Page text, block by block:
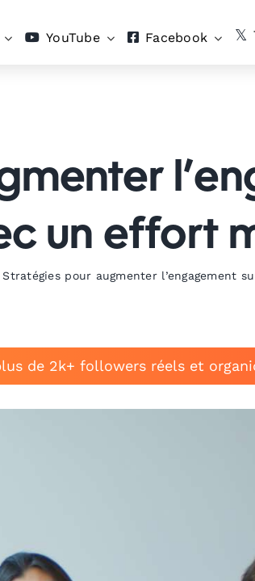
YouTube Facebook
un effort
Stratégies pour augmenter l’engagement
de 2k+ followers réels et